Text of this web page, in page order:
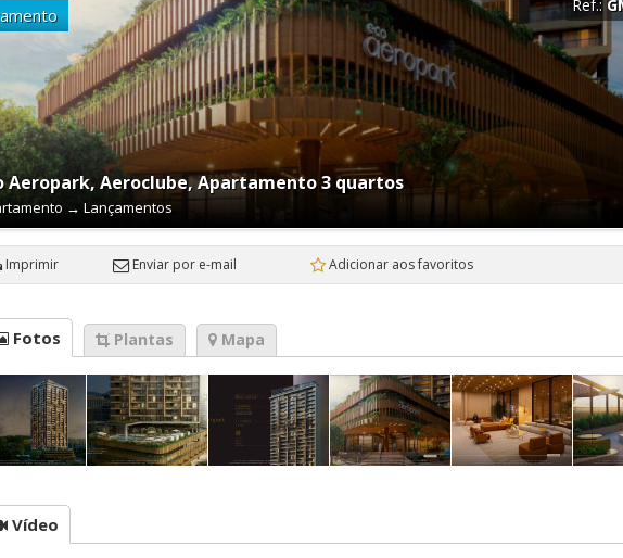
Aeropark, Aeroclube, Apartamento 3 quartos
→ Lançamentos
Ref.:
Imprimir Enviar por e-mail Adicionar aos favoritos
Fotos Plantas Mapa
Vídeo